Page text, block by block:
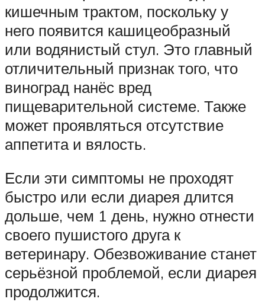
кишечным трактом, поскольку у
него появится кашицеобразный
или водянистый стул. Это главный
отличительный признак того, что
виноград нанёс вред
пищеварительной системе. Также
может проявляться отсутствие
аппетита и вялость.
Если эти симптомы не проходят
быстро или если диарея длится
дольше, чем 1 день, нужно отнести
своего пушистого друга к
ветеринару. Обезвоживание станет
серьёзной проблемой, если диарея
продолжится.